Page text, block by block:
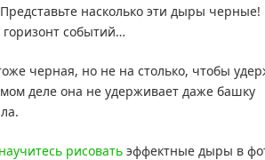
Представьте насколько эти дыры черные!
событий…
черная, но не на столько, чтобы
деле она не удерживает даже башку
научитесь рисоватьэффектные дыры в